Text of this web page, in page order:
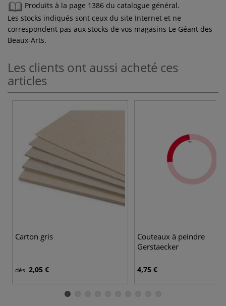
Produits à la page 1386 du catalogue général.
Les stocks indiqués sont ceux du site Internet et ne
correspondent pas aux stocks de vos magasins Le Géant des
Beaux-Arts.
Les clients ont aussi acheté ces
articles
Carton gris
dès 2,05 €
Couteaux à peindre
Gerstaecker
4,75 €